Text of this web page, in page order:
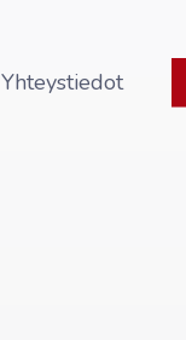
Yhteystiedot